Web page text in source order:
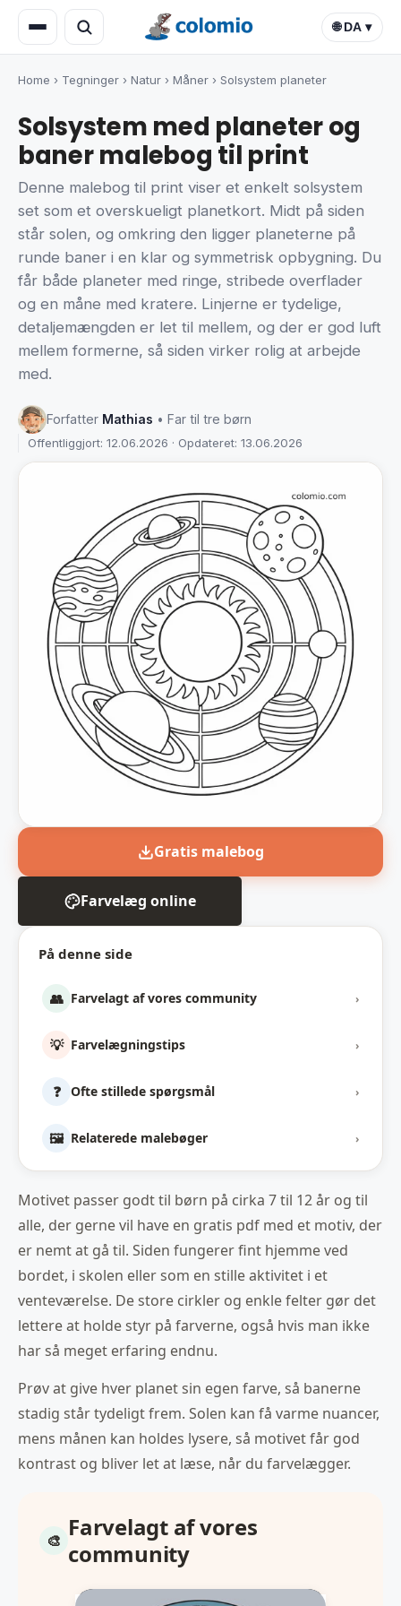
🌐 DA ▾
Home › Tegninger › Natur › Måner › Solsystem planeter
Solsystem med planeter og
baner malebog til print
Denne malebog til print viser et enkelt solsystem
set som et overskueligt planetkort. Midt på siden
står solen, og omkring den ligger planeterne på
runde baner i en klar og symmetrisk opbygning. Du
får både planeter med ringe, stribede overflader
og en måne med kratere. Linjerne er tydelige,
detaljemængden er let til mellem, og der er god luft
mellem formerne, så siden virker rolig at arbejde
med.
Forfatter Mathias • Far til tre børn
Offentliggjort: 12.06.2026 · Opdateret: 13.06.2026
På denne side
👥 Farvelagt af vores community ›
💡 Farvelægningstips ›
❓ Ofte stillede spørgsmål ›
🖼️ Relaterede malebøger ›
Gratis malebog
Farvelæg online
Motivet passer godt til børn på cirka 7 til 12 år og til
alle, der gerne vil have en gratis pdf med et motiv, der
er nemt at gå til. Siden fungerer fint hjemme ved
bordet, i skolen eller som en stille aktivitet i et
venteværelse. De store cirkler og enkle felter gør det
lettere at holde styr på farverne, også hvis man ikke
har så meget erfaring endnu.
Prøv at give hver planet sin egen farve, så banerne
stadig står tydeligt frem. Solen kan få varme nuancer,
mens månen kan holdes lysere, så motivet får god
kontrast og bliver let at læse, når du farvelægger.
Farvelagt af vores
community